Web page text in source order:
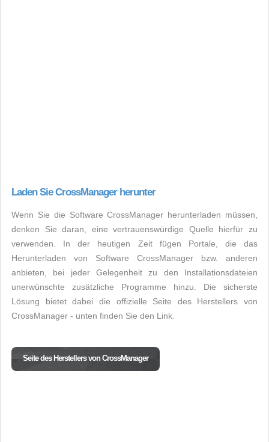
Laden Sie CrossManager herunter
Wenn Sie die Software CrossManager herunterladen müssen,
denken Sie daran, eine vertrauenswürdige Quelle hierfür zu
verwenden. In der heutigen Zeit fügen Portale, die das
Herunterladen von Software CrossManager bzw. anderen
anbieten, bei jeder Gelegenheit zu den Installationsdateien
unerwünschte zusätzliche Programme hinzu. Die sicherste
Lösung bietet dabei die offizielle Seite des Herstellers von
CrossManager - unten finden Sie den Link.
Seite des Herstellers von CrossManager